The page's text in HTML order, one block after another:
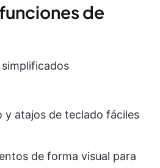
de
y atajos de teclado fáciles
de forma visual para